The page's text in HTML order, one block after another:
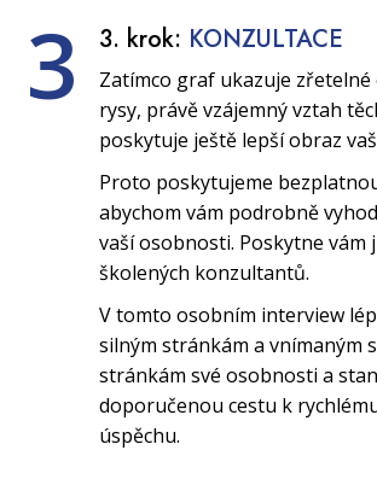
3 3. krok: KONZULTACE
Zatímco graf ukazuje
rysy, právě vzájemný vztah
poskytuje ještě lepší obraz
Proto poskytujeme
abychom vám podrobně
vaší osobnosti. Poskytne vám
školených konzultantů.
V tomto osobním interview
silným stránkám a vnímaným
stránkám své osobnosti a
doporučenou cestu k
úspěchu.